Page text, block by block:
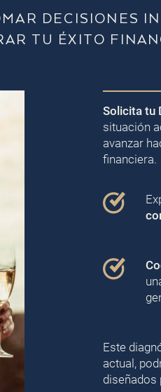
DECISIONES
TU ÉXITO
Solicita tu
situación
avanzar
financiera.
Este
actual,
diseñados